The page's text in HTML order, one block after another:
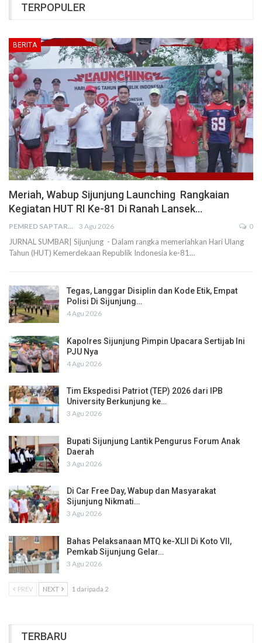
TERPOPULER
BERITA
Meriah, Wabup Sijunjung Launching Rangkaian
Kegiatan HUT RI Ke-81 Di Ranah Lansek…
PEMRED SAPTARIUS 3 Agu 2026 0
JURNAL SUMBAR| Sijunjung - Dalam rangka memeriahkan Hari Ulang
Tahun (HUT) Kemerdekaan Republik Indonesia ke-81…
Tegas, Langgar Disiplin dan Kode Etik, Empat
Polisi Di Sijunjung…
4 Agu 2026
Kapolres Sijunjung Pimpin Upacara Sertijab Ini
PJU Nya
4 Agu 2026
Tim Ekspedisi Patriot (TEP) 2026 dari IPB
University Berkunjung ke…
3 Agu 2026
Bupati Sijunjung Lantik Pengurus Forum Anak
Daerah
3 Agu 2026
Di Car Free Day, Wabup dan Masyarakat
Sijunjung Nikmati…
3 Agu 2026
Bahas Pelaksanaan MTQ ke-XLII Di Koto VII,
Pemkab Sijunjung Gelar…
3 Agu 2026
PREV NEXT 1 daripada 2
TERBARU